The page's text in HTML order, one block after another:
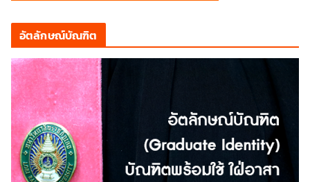
อัตลักษณ์บัณฑิต